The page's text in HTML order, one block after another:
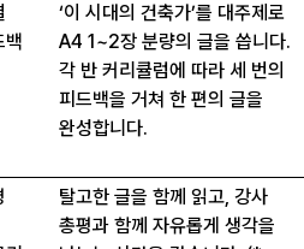
백
‘이 시대의 건축가’를 대주제로
A4 1~2장 분량의 글을 씁니다.
각 반 커리큘럼에 따라 세 번의
피드백을 거쳐 한 편의 글을
완성합니다.
탈고한 글을 함께 읽고, 강사
총평과 함께 자유롭게 생각을